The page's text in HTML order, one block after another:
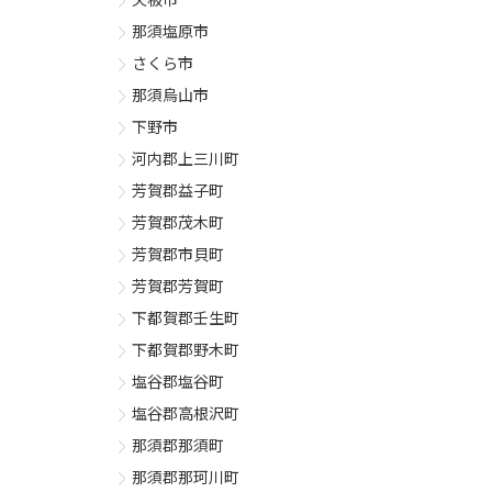
那須塩原市
さくら市
那須烏山市
下野市
河内郡上三川町
芳賀郡益子町
芳賀郡茂木町
芳賀郡市貝町
芳賀郡芳賀町
下都賀郡壬生町
下都賀郡野木町
塩谷郡塩谷町
塩谷郡高根沢町
那須郡那須町
那須郡那珂川町